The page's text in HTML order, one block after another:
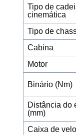
Tipo de
cinemática
Tipo de
Cabina
Motor
Binário (Nm)
Distância do
(mm)
Caixa de